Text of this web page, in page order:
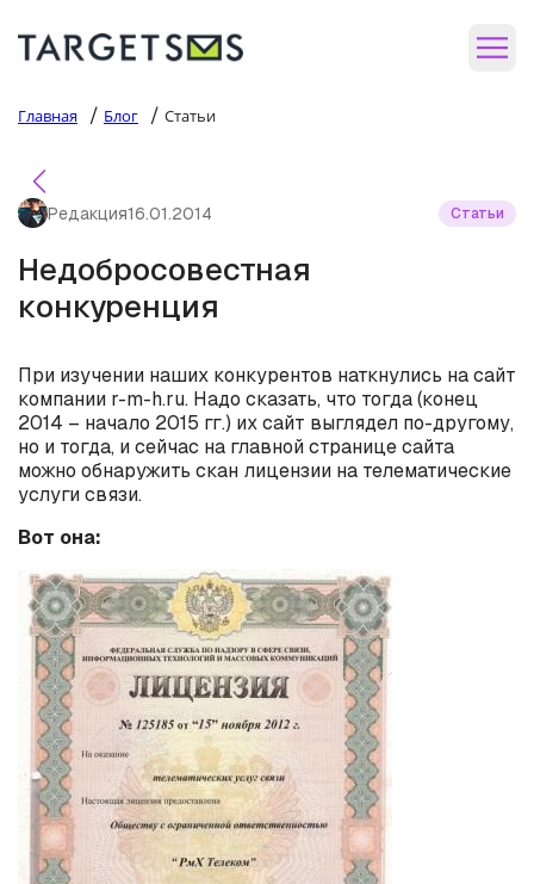
Главная / Блог / Статьи
Редакция16.01.2014 Статьи
Недобросовестная
конкуренция
При изучении наших конкурентов наткнулись на сайт
компании r-m-h.ru. Надо сказать, что тогда (конец
2014 – начало 2015 гг.) их сайт выглядел по-другому,
но и тогда, и сейчас на главной странице сайта
можно обнаружить скан лицензии на телематические
услуги связи.
Вот она: